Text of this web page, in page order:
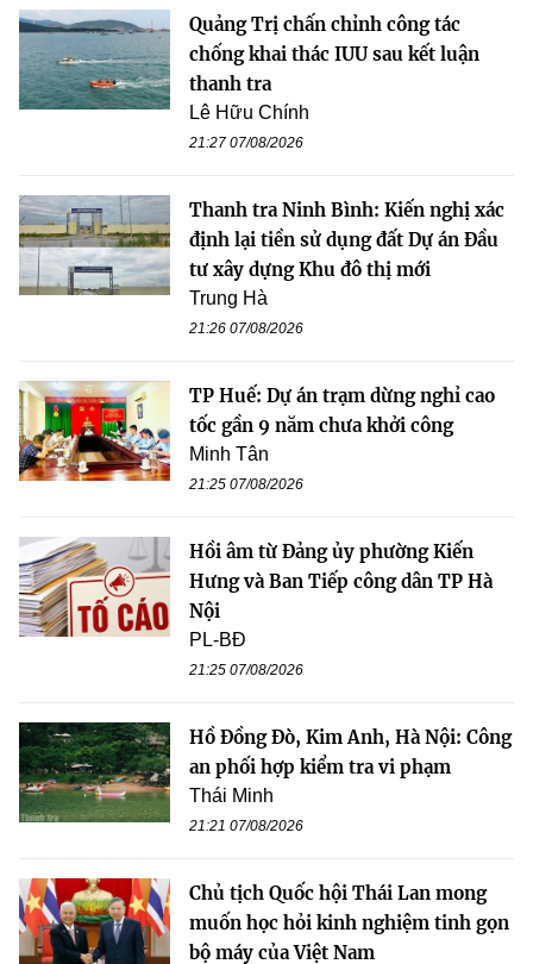
Quảng Trị chấn chỉnh công tác
chống khai thác IUU sau kết luận
thanh tra
Lê Hữu Chính
21:27 07/08/2026
Thanh tra Ninh Bình: Kiến nghị xác
định lại tiền sử dụng đất Dự án Đầu
tư xây dựng Khu đô thị mới
Trung Hà
21:26 07/08/2026
TP Huế: Dự án trạm dừng nghỉ cao
tốc gần 9 năm chưa khởi công
Minh Tân
21:25 07/08/2026
Hồi âm từ Đảng ủy phường Kiến
Hưng và Ban Tiếp công dân TP Hà
Nội
PL-BĐ
21:25 07/08/2026
Hồ Đồng Đò, Kim Anh, Hà Nội: Công
an phối hợp kiểm tra vi phạm
Thái Minh
21:21 07/08/2026
Chủ tịch Quốc hội Thái Lan mong
muốn học hỏi kinh nghiệm tinh gọn
bộ máy của Việt Nam